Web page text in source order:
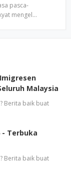
pasca-
mengel…
Malaysia
Berita baik buat
- Terbuka
Berita baik buat